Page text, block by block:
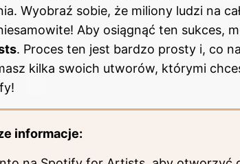
Wyobraź sobie, że miliony ludzi na
Aby osiągnąć ten sukces,
. Proces ten jest bardzo prosty i, co
kilka swoich utworów, którymi
informacje: